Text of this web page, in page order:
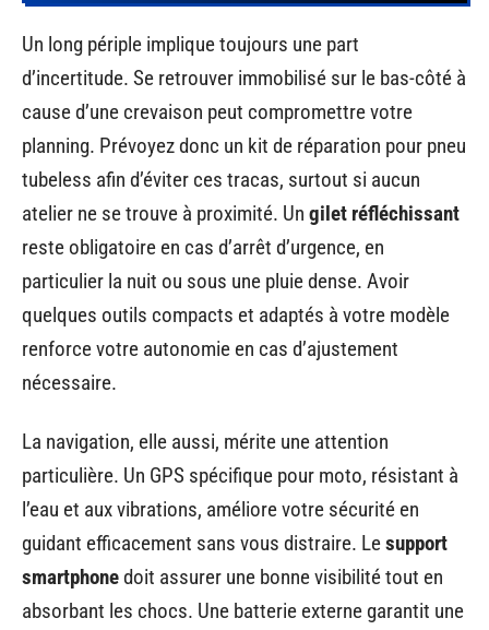
Un long périple implique toujours une part
d’incertitude. Se retrouver immobilisé sur le bas-côté à
cause d’une crevaison peut compromettre votre
planning. Prévoyez donc un kit de réparation pour pneu
tubeless afin d’éviter ces tracas, surtout si aucun
atelier ne se trouve à proximité. Un gilet réfléchissant
reste obligatoire en cas d’arrêt d’urgence, en
particulier la nuit ou sous une pluie dense. Avoir
quelques outils compacts et adaptés à votre modèle
renforce votre autonomie en cas d’ajustement
nécessaire.
La navigation, elle aussi, mérite une attention
particulière. Un GPS spécifique pour moto, résistant à
l’eau et aux vibrations, améliore votre sécurité en
guidant efficacement sans vous distraire. Lesupport
smartphonedoit assurer une bonne visibilité tout en
absorbant les chocs. Une batterie externe garantit une